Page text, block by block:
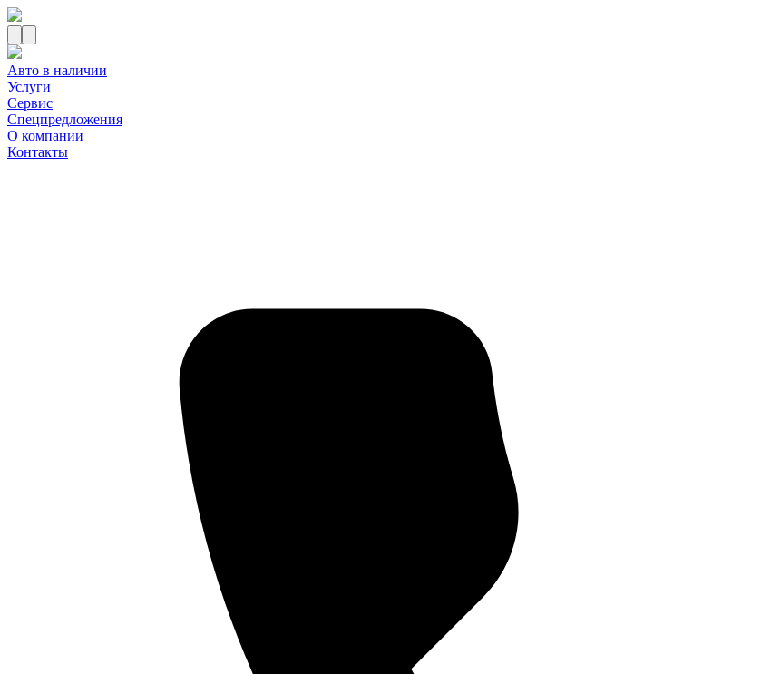
Авто в наличии
Услуги
Сервис
Спецпредложения
О компании
Контакты